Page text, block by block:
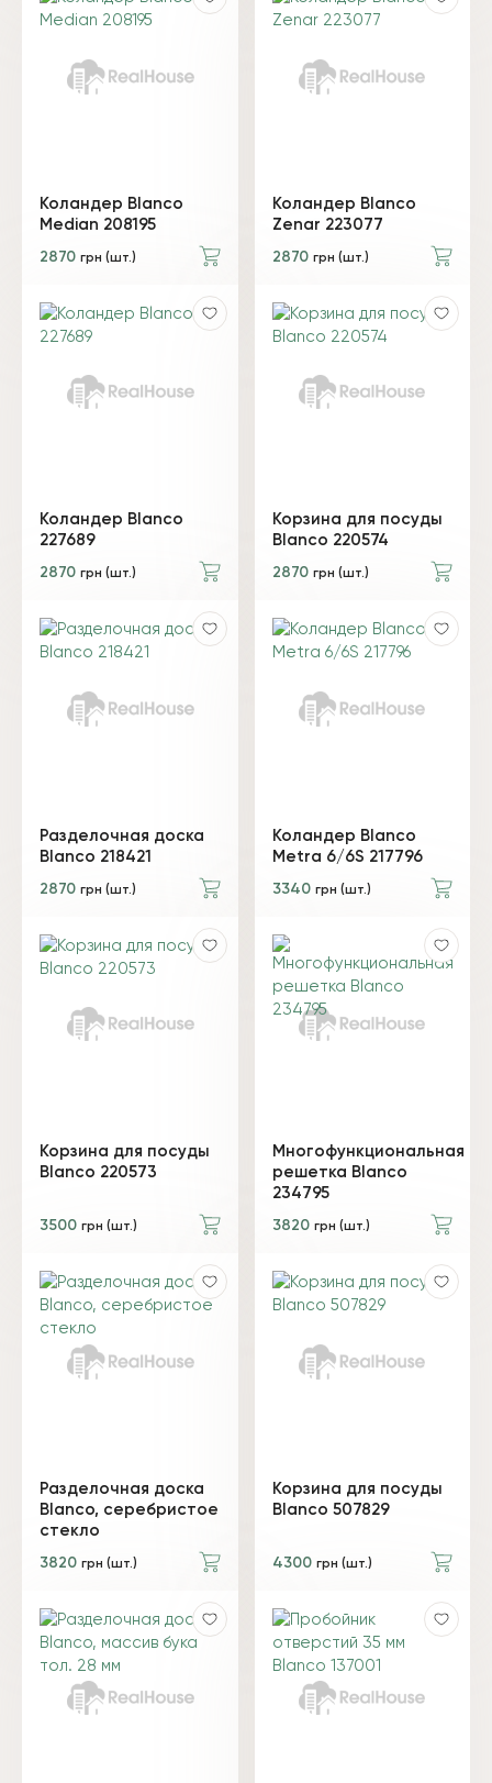
Коландер Blanco
Median 208195
2870 грн (шт.)
Коландер Blanco
Zenar 223077
2870 грн (шт.)
Коландер Blanco
227689
2870 грн (шт.)
Корзина для посуды
Blanco 220574
2870 грн (шт.)
Разделочная доска
Blanco 218421
2870 грн (шт.)
Коландер Blanco
Metra 6/6S 217796
3340 грн (шт.)
Корзина для посуды
Blanco 220573
3500 грн (шт.)
Многофункциональная
решетка Blanco
234795
3820 грн (шт.)
Разделочная доска
Blanco, серебристое
стекло
3820 грн (шт.)
Корзина для посуды
Blanco 507829
4300 грн (шт.)